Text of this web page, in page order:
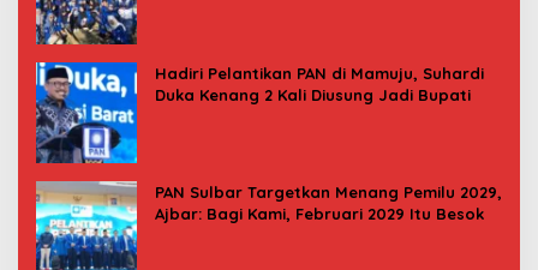
Hadiri Pelantikan PAN di Mamuju, Suhardi
Duka Kenang 2 Kali Diusung Jadi Bupati
PAN Sulbar Targetkan Menang Pemilu 2029,
Ajbar: Bagi Kami, Februari 2029 Itu Besok